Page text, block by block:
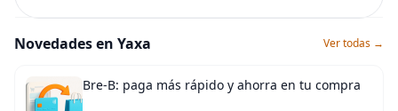
Novedades en Yaxa Ver todas →
Bre-B: paga más rápido y ahorra en tu compra